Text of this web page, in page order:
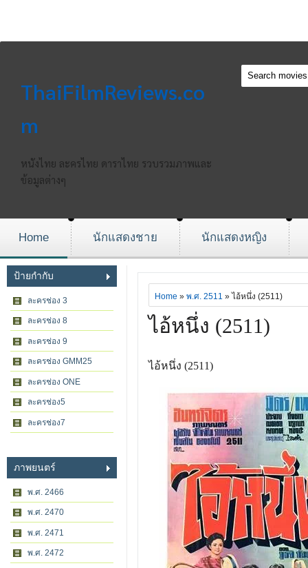
ThaiFilmReviews.co
m
หนังไทย ละครไทย ดาราไทย รวบรวมภาพและ
ข้อมูลต่างๆ
Home นักแสดงชาย นักแสดงหญิง
ป้ายกำกับ
ละครช่อง 3
ละครช่อง 8
ละครช่อง 9
ละครช่อง GMM25
ละครช่อง ONE
ละครช่อง5
ละครช่อง7
ภาพยนตร์
พ.ศ. 2466
พ.ศ. 2470
พ.ศ. 2471
พ.ศ. 2472
Home » พ.ศ. 2511 » ไอ้หนึ่ง (2511)
ไอ้หนึ่ง (2511)
ไอ้หนึ่ง (2511)